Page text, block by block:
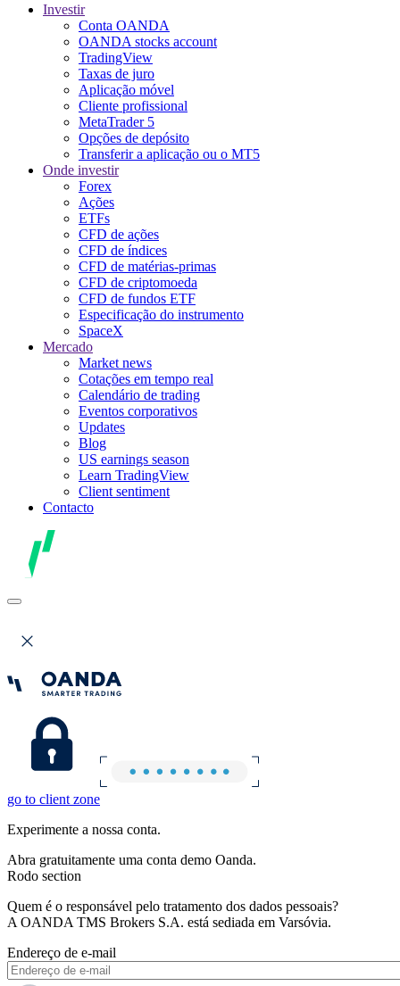
Investir
Conta OANDA
OANDA stocks account
TradingView
Taxas de juro
Aplicação móvel
Cliente profissional
MetaTrader 5
Opções de depósito
Transferir a aplicação ou o MT5
Onde investir
Forex
Ações
ETFs
CFD de ações
CFD de índices
CFD de matérias-primas
CFD de criptomoeda
CFD de fundos ETF
Especificação do instrumento
SpaceX
Mercado
Market news
Cotações em tempo real
Calendário de trading
Eventos corporativos
Updates
Blog
US earnings season
Learn TradingView
Client sentiment
Contacto
go to client zone
Experimente a nossa conta.
Abra gratuitamente uma conta demo Oanda.
Rodo section
Quem é o responsável pelo tratamento dos dados pessoais?
A OANDA TMS Brokers S.A. está sediada em Varsóvia.
Endereço de e-mail